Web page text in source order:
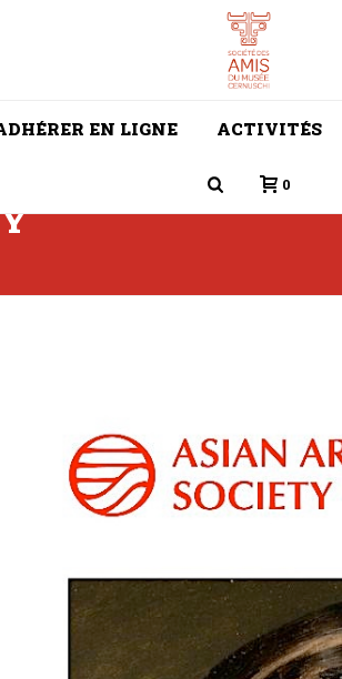
EN LIGNE ACTIVITÉS
0